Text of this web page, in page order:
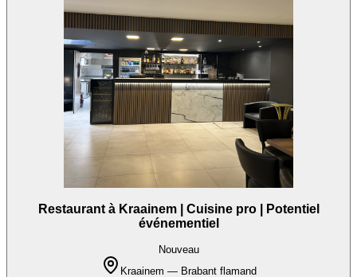
Restaurant à Kraainem | Cuisine pro | Potentiel
événementiel
Nouveau
Kraainem — Brabant flamand